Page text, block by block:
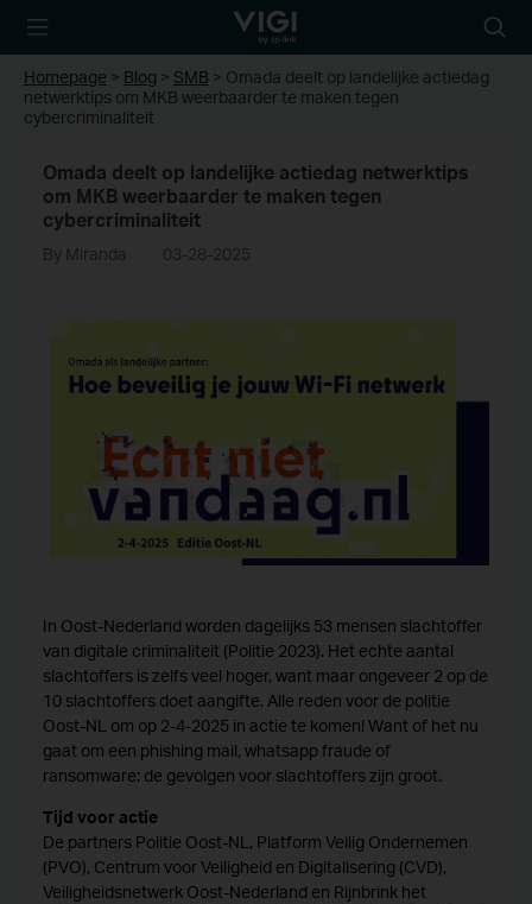
TP-Link, Reliably
icon
Homepage > Blog > SMB > Omada deelt op landelijke actiedag
netwerktips om MKB weerbaarder te maken tegen
cybercriminaliteit
Omada deelt op landelijke actiedag netwerktips
om MKB weerbaarder te maken tegen
cybercriminaliteit
By Miranda 03-28-2025
In Oost-Nederland worden dagelijks 53 mensen slachtoffer
van digitale criminaliteit (Politie 2023). Het echte aantal
slachtoffers is zelfs veel hoger, want maar ongeveer 2 op de
10 slachtoffers doet aangifte. Alle reden voor de politie
Oost-NL om op 2-4-2025 in actie te komen! Want of het nu
gaat om een phishing mail, whatsapp fraude of
ransomware: de gevolgen voor slachtoffers zijn groot.
Tijd voor actie
De partners Politie Oost-NL, Platform Veilig Ondernemen
(PVO), Centrum voor Veiligheid en Digitalisering (CVD),
Veiligheidsnetwerk Oost-Nederland en Rijnbrink het